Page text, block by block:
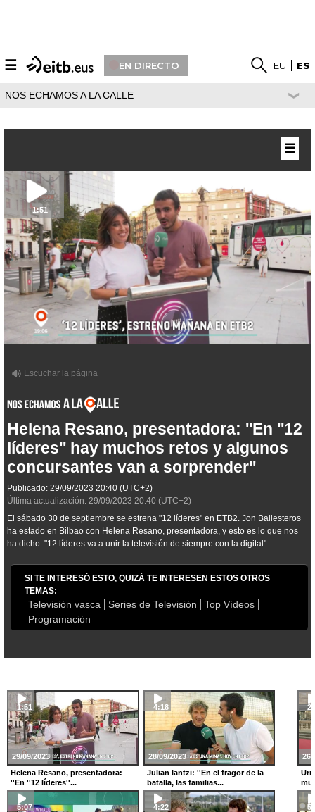
☰ EN DIRECTO EU ES
NOS ECHAMOS A LA CALLE
1:51
Helena Resano, presentadora: ''En ''12
líderes'' hay muchos retos y algunos
concursantes van a sorprender''
Publicado: 29/09/2023 20:40 (UTC+2)
Última actualización: 29/09/2023 20:40 (UTC+2)
El sábado 30 de septiembre se estrena "12 líderes" en ETB2. Jon Ballesteros
ha estado en Bilbao con Helena Resano, presentadora, y esto es lo que nos
ha dicho: "12 líderes va a unir la televisión de siempre con la digital"
SI TE INTERESÓ ESTO, QUIZÁ TE INTERESEN ESTOS OTROS
TEMAS:
Televisión vasca Series de Televisión
Top Vídeos
Programación
☰
29/09/2023
1:51
Helena Resano, presentadora:
''En ''12 líderes''...
28/09/2023
4:18
Julian Iantzi: ''En el fragor de la
batalla, las familias...
5:07 4:22
26/